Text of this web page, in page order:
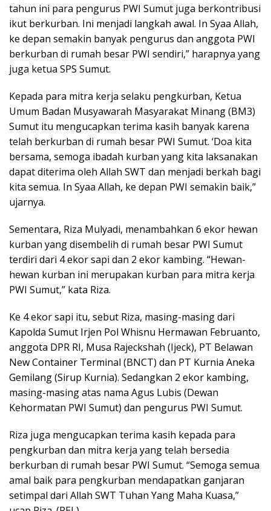
tahun ini para pengurus PWI Sumut juga berkontribusi
ikut berkurban. Ini menjadi langkah awal. In Syaa Allah,
ke depan semakin banyak pengurus dan anggota PWI
berkurban di rumah besar PWI sendiri,” harapnya yang
juga ketua SPS Sumut.
Kepada para mitra kerja selaku pengkurban, Ketua
Umum Badan Musyawarah Masyarakat Minang (BM3)
Sumut itu mengucapkan terima kasih banyak karena
telah berkurban di rumah besar PWI Sumut. ‘Doa kita
bersama, semoga ibadah kurban yang kita laksanakan
dapat diterima oleh Allah SWT dan menjadi berkah bagi
kita semua. In Syaa Allah, ke depan PWI semakin baik,”
ujarnya.
Sementara, Riza Mulyadi, menambahkan 6 ekor hewan
kurban yang disembelih di rumah besar PWI Sumut
terdiri dari 4 ekor sapi dan 2 ekor kambing. “Hewan-
hewan kurban ini merupakan kurban para mitra kerja
PWI Sumut,” kata Riza.
Ke 4 ekor sapi itu, sebut Riza, masing-masing dari
Kapolda Sumut Irjen Pol Whisnu Hermawan Februanto,
anggota DPR RI, Musa Rajeckshah (Ijeck), PT Belawan
New Container Terminal (BNCT) dan PT Kurnia Aneka
Gemilang (Sirup Kurnia). Sedangkan 2 ekor kambing,
masing-masing atas nama Agus Lubis (Dewan
Kehormatan PWI Sumut) dan pengurus PWI Sumut.
Riza juga mengucapkan terima kasih kepada para
pengkurban dan mitra kerja yang telah bersedia
berkurban di rumah besar PWI Sumut. “Semoga semua
amal baik para pengkurban mendapatkan ganjaran
setimpal dari Allah SWT Tuhan Yang Maha Kuasa,”